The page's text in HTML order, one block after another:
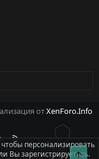
отXenForo.Info
R
S
материалов сайта -
персонализировать
Вы зарегистрируетесь.